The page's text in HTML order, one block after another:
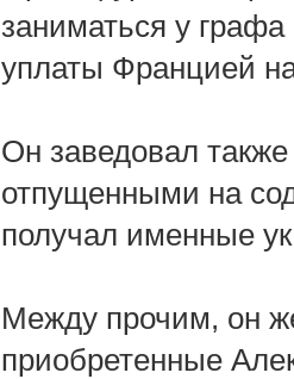
заниматься у
уплаты Францией
Он заведовал
отпущенными на
получал именные
Между прочим, он
приобретенные